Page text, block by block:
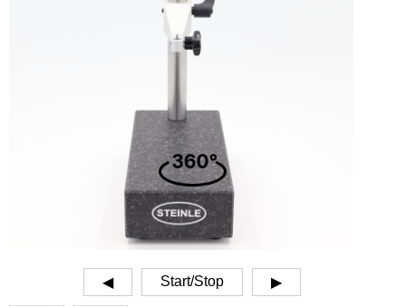
◀ Start/Stop ▶